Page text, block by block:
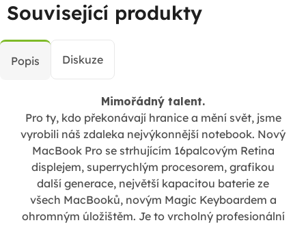
Související produkty
Popis Diskuze
Mimořádný talent.
Pro ty, kdo překonávají hranice a mění svět, jsme
vyrobili náš zdaleka nejvýkonnější notebook. Nový
MacBook Pro se strhujícím 16palcovým Retina
displejem, superrychlým procesorem, grafikou
další generace, největší kapacitou baterie ze
všech MacBooků, novým Magic Keyboardem a
ohromným úložištěm. Je to vrcholný profesionální